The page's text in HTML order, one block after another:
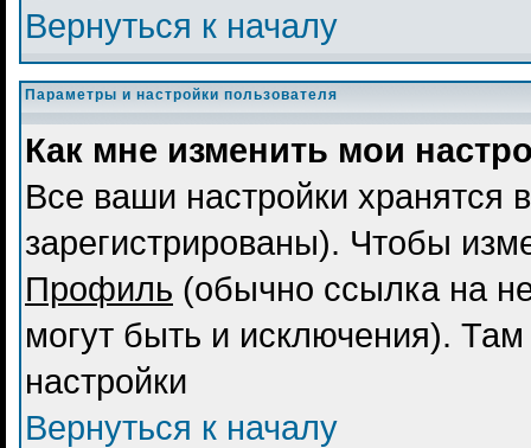
Вернуться к началу
Параметры и настройки пользователя
Как мне изменить мои
Все ваши настройки хранятся
зарегистрированы). Чтобы
Профиль (обычно ссылка на
могут быть и исключения).
настройки
Вернуться к началу